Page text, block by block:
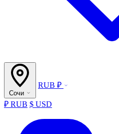
Сочи
RUB ₽
₽ RUB $ USD